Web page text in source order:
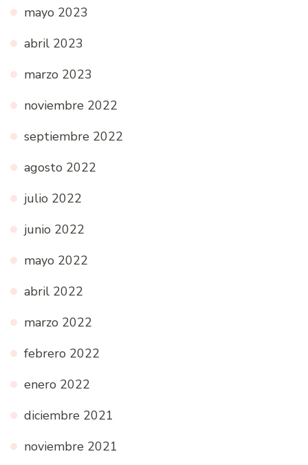
mayo 2023
abril 2023
marzo 2023
noviembre 2022
septiembre 2022
agosto 2022
julio 2022
junio 2022
mayo 2022
abril 2022
marzo 2022
febrero 2022
enero 2022
diciembre 2021
noviembre 2021